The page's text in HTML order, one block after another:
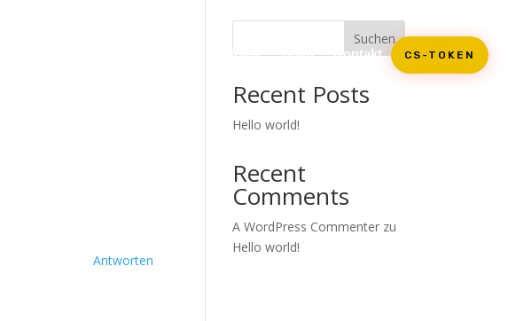
Anfrage Team Kontakt CS-TOKEN
Antworten
Suchen
Recent Posts
Hello world!
Recent
Comments
A WordPress Commenter zu
Hello world!